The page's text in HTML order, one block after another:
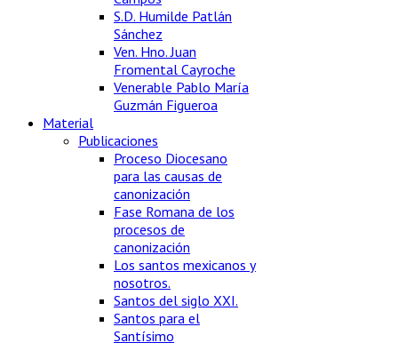
S.D. Humilde Patlán
Sánchez
Ven. Hno. Juan
Fromental Cayroche
Venerable Pablo María
Guzmán Figueroa
Material
Publicaciones
Proceso Diocesano
para las causas de
canonización
Fase Romana de los
procesos de
canonización
Los santos mexicanos y
nosotros.
Santos del siglo XXI.
Santos para el
Santísimo